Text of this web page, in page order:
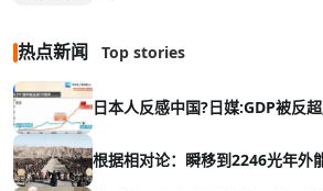
热点新闻 Top stories
日本人反感中国?日媒:GDP被反
根据相对论：瞬移到2246光年外